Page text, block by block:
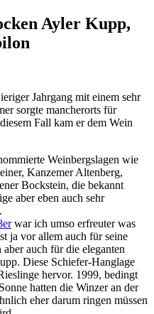
Ayler Kupp,
Jahrgang mit einem sehr
sorgte mancherorts für
Fall kam er dem Wein
Weinbergslagen wie
Kanzemer Altenberg,
Bockstein, die bekannt
aber eben auch sehr
war ich umso erfreuter was
ja vor allem auch für seine
auch für die eleganten
Diese Schiefer-Hanglage
hervor. 1999, bedingt
hatten die Winzer an der
eher darum ringen müssen